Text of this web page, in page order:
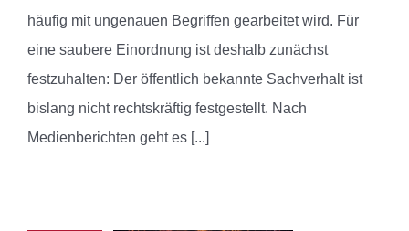
häufig mit ungenauen Begriffen gearbeitet wird. Für
eine saubere Einordnung ist deshalb zunächst
festzuhalten: Der öffentlich bekannte Sachverhalt ist
bislang nicht rechtskräftig festgestellt. Nach
Medienberichten geht es [...]